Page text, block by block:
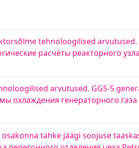
tehnoloogilised
расчёты реакторного
arvutused. GGS-5
охлаждения генераторного газа
tahke jäägi soojuse